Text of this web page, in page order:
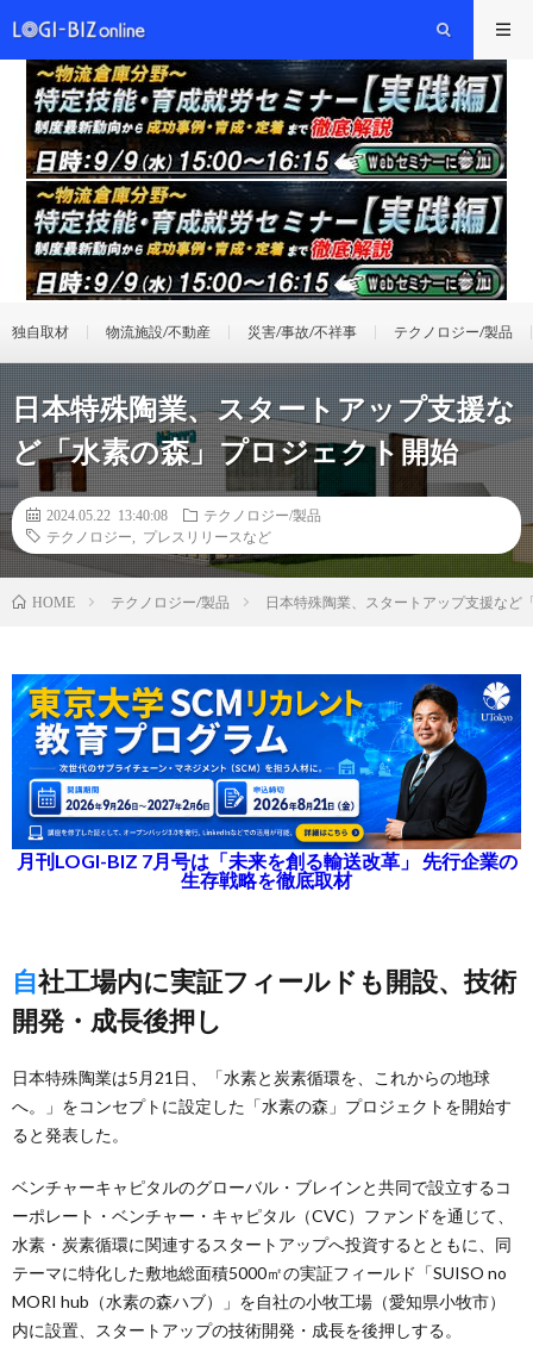
独自取材 物流施設/不動産 災害/事故/不祥事 テクノロジー/製品
日本特殊陶業、スタートアップ支援な
ど「水素の森」プロジェクト開始
2024.05.22 13:40:08
テクノロジー/製品
テクノロジー
プレスリリースなど
HOME テクノロジー/製品 日本特殊陶業、スタートアップ支援など
月刊LOGI-BIZ 7月号は「未来を創る輸送改革」 先行企業の
生存戦略を徹底取材
自社工場内に実証フィールドも開設、技術
開発・成長後押し
日本特殊陶業は5月21日、「水素と炭素循環を、これからの地球
へ。」をコンセプトに設定した「水素の森」プロジェクトを開始す
ると発表した。
ベンチャーキャピタルのグローバル・ブレインと共同で設立するコ
ーポレート・ベンチャー・キャピタル（CVC）ファンドを通じて、
水素・炭素循環に関連するスタートアップへ投資するとともに、同
テーマに特化した敷地総面積5000㎡の実証フィールド「SUISO no
MORI hub（水素の森ハブ）」を自社の小牧工場（愛知県小牧市）
内に設置、スタートアップの技術開発・成長を後押しする。